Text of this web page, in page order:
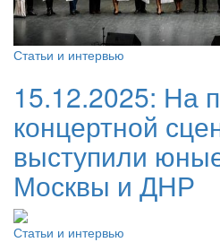
Статьи и интервью
15.12.2025: На
концертной
выступили
Москвы и ДНР
Статьи и интервью